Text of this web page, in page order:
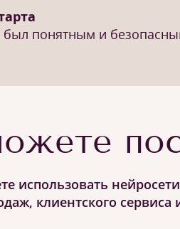
был понятным и
использовать
клиентского